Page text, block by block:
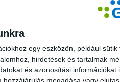
egy eszközön, például
hirdetések és tartalmak
és azonosítási